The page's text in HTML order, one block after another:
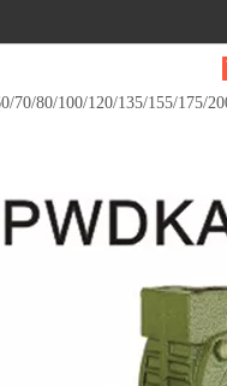
70/80/100/120/135/155/175/